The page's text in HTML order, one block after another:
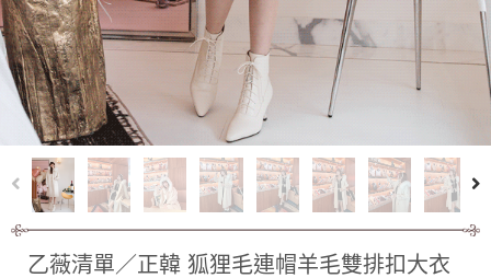
乙薇清單／正韓 狐狸毛連帽羊毛雙排扣大衣